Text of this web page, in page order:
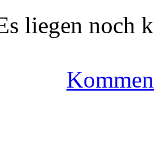
liegen noch